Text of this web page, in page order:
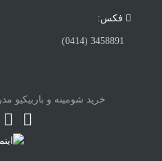
فکس:
3458891 (0414)